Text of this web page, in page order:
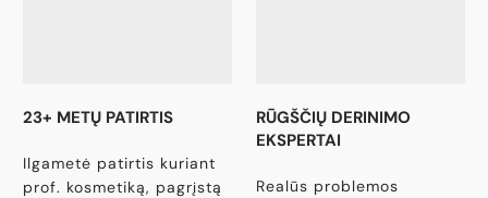
23+ METŲ PATIRTIS
Ilgametė patirtis kuriant
prof. kosmetiką, pagrįstą
RŪGŠČIŲ DERINIMO
EKSPERTAI
Realūs problemos